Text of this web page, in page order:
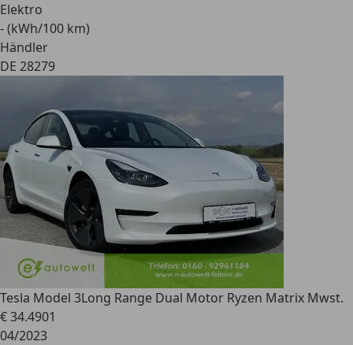
Elektro
- (kWh/100 km)
Händler
DE 28279
Tesla Model 3Long Range Dual Motor Ryzen Matrix Mwst.
€ 34.4901
04/2023